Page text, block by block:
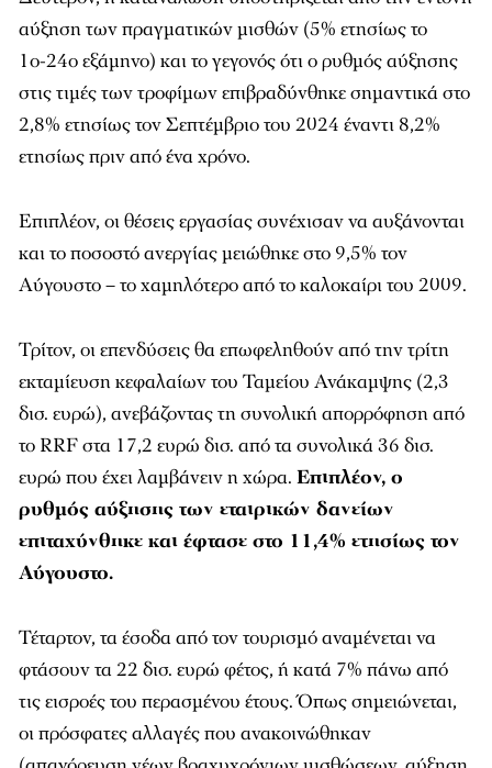
αύξηση των πραγματικών μισθών (5% ετησίως το
1ο-24ο εξάμηνο) και το γεγονός ότι ο ρυθμός αύξησης
στις τιμές των τροφίμων επιβραδύνθηκε σημαντικά στο
2,8% ετησίως τον Σεπτέμβριο του 2024 έναντι 8,2%
ετησίως πριν από ένα χρόνο.
Επιπλέον, οι θέσεις εργασίας συνέχισαν να αυξάνονται
και το ποσοστό ανεργίας μειώθηκε στο 9,5% τον
Αύγουστο – το χαμηλότερο από το καλοκαίρι του 2009.
Τρίτον, οι επενδύσεις θα επωφεληθούν από την τρίτη
εκταμίευση κεφαλαίων του Ταμείου Ανάκαμψης (2,3
δισ. ευρώ), ανεβάζοντας τη συνολική απορρόφηση από
το RRF στα 17,2 ευρώ δισ. από τα συνολικά 36 δισ.
ευρώ που έχει λαμβάνειν η χώρα. Επιπλέον, ο
ρυθμός αύξησης των εταιρικών δανείων
επιταχύνθηκε και έφτασε στο 11,4% ετησίως τον
Αύγουστο.
Τέταρτον, τα έσοδα από τον τουρισμό αναμένεται να
φτάσουν τα 22 δισ. ευρώ φέτος, ή κατά 7% πάνω από
τις εισροές του περασμένου έτους. Όπως σημειώνεται,
οι πρόσφατες αλλαγές που ανακοινώθηκαν